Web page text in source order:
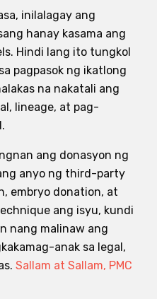
inilalagay ang
hanay kasama ang
Hindi lang ito tungkol
pagpasok ng ikatlong
na nakatali ang
lineage, at pag-
ang donasyon ng
anyo ng third-party
embryo donation, at
ang isyu, kundi
nang malinaw ang
anak sa legal,
Sallam at Sallam, PMC